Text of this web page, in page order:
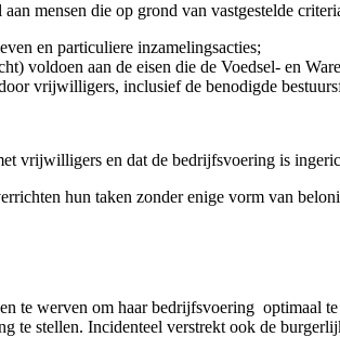
mensen die op grond van vastgestelde
en particuliere inzamelingsacties;
voldoen aan de eisen die de Voedsel- en
vrijwilligers, inclusief de benodigde
vrijwilligers en dat de bedrijfsvoering is
hun taken zonder enige vorm van
te werven om haar bedrijfsvoering optimaal
te stellen. Incidenteel verstrekt ook de